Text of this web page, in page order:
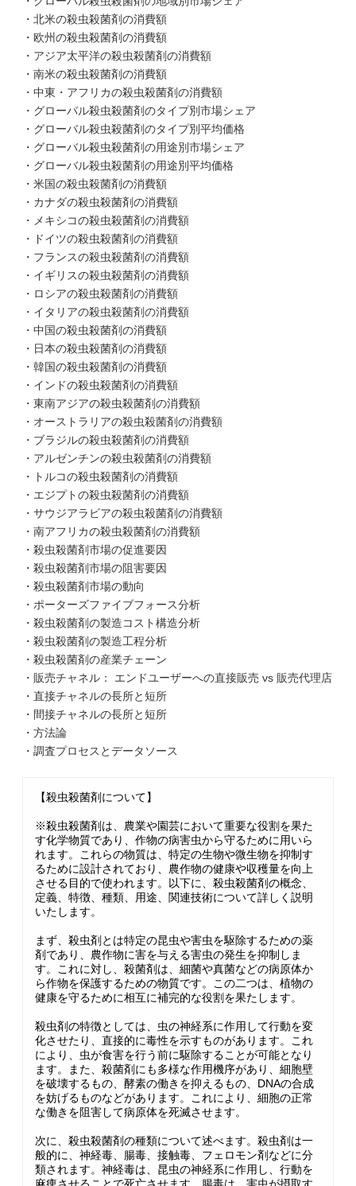
・北米の殺虫殺菌剤の消費額
・欧州の殺虫殺菌剤の消費額
・アジア太平洋の殺虫殺菌剤の消費額
・南米の殺虫殺菌剤の消費額
・中東・アフリカの殺虫殺菌剤の消費額
・グローバル殺虫殺菌剤のタイプ別市場シェア
・グローバル殺虫殺菌剤のタイプ別平均価格
・グローバル殺虫殺菌剤の用途別市場シェア
・グローバル殺虫殺菌剤の用途別平均価格
・米国の殺虫殺菌剤の消費額
・カナダの殺虫殺菌剤の消費額
・メキシコの殺虫殺菌剤の消費額
・ドイツの殺虫殺菌剤の消費額
・フランスの殺虫殺菌剤の消費額
・イギリスの殺虫殺菌剤の消費額
・ロシアの殺虫殺菌剤の消費額
・イタリアの殺虫殺菌剤の消費額
・中国の殺虫殺菌剤の消費額
・日本の殺虫殺菌剤の消費額
・韓国の殺虫殺菌剤の消費額
・インドの殺虫殺菌剤の消費額
・東南アジアの殺虫殺菌剤の消費額
・オーストラリアの殺虫殺菌剤の消費額
・ブラジルの殺虫殺菌剤の消費額
・アルゼンチンの殺虫殺菌剤の消費額
・トルコの殺虫殺菌剤の消費額
・エジプトの殺虫殺菌剤の消費額
・サウジアラビアの殺虫殺菌剤の消費額
・南アフリカの殺虫殺菌剤の消費額
・殺虫殺菌剤市場の促進要因
・殺虫殺菌剤市場の阻害要因
・殺虫殺菌剤市場の動向
・ポーターズファイブフォース分析
・殺虫殺菌剤の製造コスト構造分析
・殺虫殺菌剤の製造工程分析
・殺虫殺菌剤の産業チェーン
・販売チャネル： エンドユーザーへの直接販売 vs 販売代理店
・直接チャネルの長所と短所
・間接チャネルの長所と短所
・方法論
・調査プロセスとデータソース
【殺虫殺菌剤について】
※殺虫殺菌剤は、農業や園芸において重要な役割を果た
す化学物質であり、作物の病害虫から守るために用いら
れます。これらの物質は、特定の生物や微生物を抑制す
るために設計されており、農作物の健康や収穫量を向上
させる目的で使われます。以下に、殺虫殺菌剤の概念、
定義、特徴、種類、用途、関連技術について詳しく説明
いたします。
まず、殺虫剤とは特定の昆虫や害虫を駆除するための薬
剤であり、農作物に害を与える害虫の発生を抑制しま
す。これに対し、殺菌剤は、細菌や真菌などの病原体か
ら作物を保護するための物質です。この二つは、植物の
健康を守るために相互に補完的な役割を果たします。
殺虫剤の特徴としては、虫の神経系に作用して行動を変
化させたり、直接的に毒性を示すものがあります。これ
により、虫が食害を行う前に駆除することが可能となり
ます。また、殺菌剤にも多様な作用機序があり、細胞壁
を破壊するもの、酵素の働きを抑えるもの、DNAの合成
を妨げるものなどがあります。これにより、細胞の正常
な働きを阻害して病原体を死滅させます。
次に、殺虫殺菌剤の種類について述べます。殺虫剤は一
般的に、神経毒、腸毒、接触毒、フェロモン剤などに分
類されます。神経毒は、昆虫の神経系に作用し、行動を